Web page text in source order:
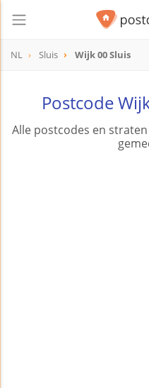
NL Sluis Wijk 00 Sluis
Postcode
Alle postcodes en